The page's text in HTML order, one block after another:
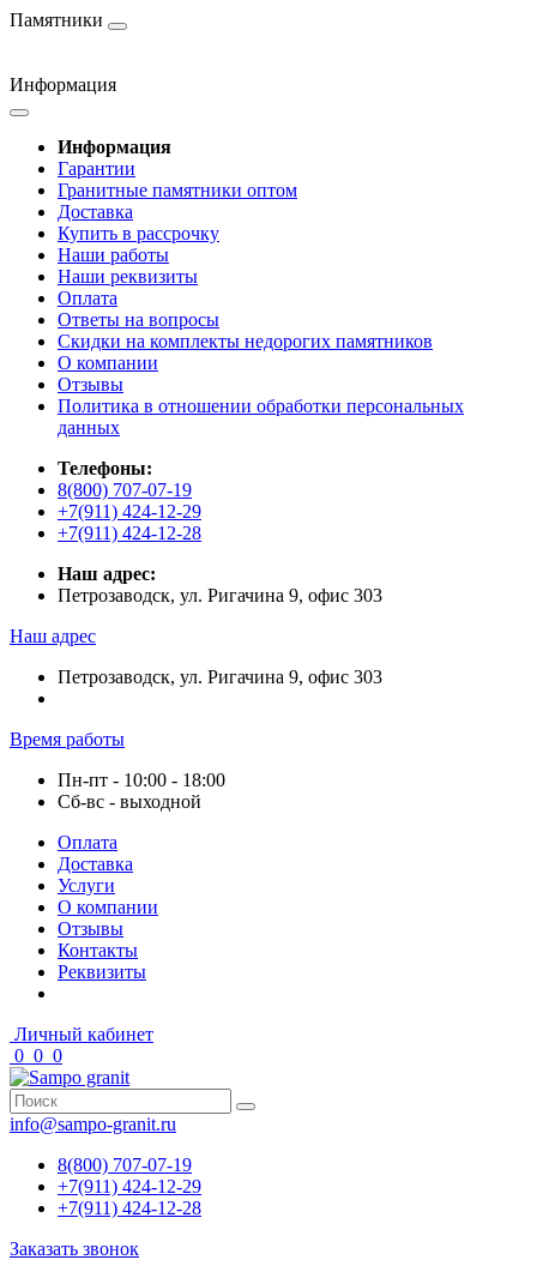
Памятники
Информация
Информация
Гарантии
Гранитные памятники оптом
Доставка
Купить в рассрочку
Наши работы
Наши реквизиты
Оплата
Ответы на вопросы
Скидки на комплекты недорогих памятников
О компании
Отзывы
Политика в отношении обработки персональных
данных
Телефоны:
8(800) 707-07-19
+7(911) 424-12-29
+7(911) 424-12-28
Наш адрес:
Петрозаводск, ул. Ригачина 9, офис 303
Наш адрес
Петрозаводск, ул. Ригачина 9, офис 303
Время работы
Пн-пт - 10:00 - 18:00
Сб-вс - выходной
Оплата
Доставка
Услуги
О компании
Отзывы
Контакты
Реквизиты
Личный кабинет
0 0 0
info@sampo-granit.ru
8(800) 707-07-19
+7(911) 424-12-29
+7(911) 424-12-28
Заказать звонок